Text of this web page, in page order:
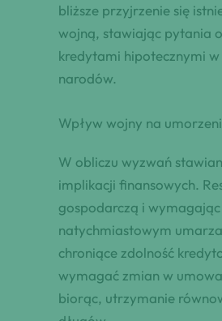
bliższe przyjrzenie się
wojną, stawiając pytania
kredytami hipotecznymi
narodów.
Wpływ wojny na
W obliczu wyzwań
implikacji finansowych.
gospodarczą i
natychmiastowym
chroniące zdolność
wymagać zmian w
biorąc, utrzymanie